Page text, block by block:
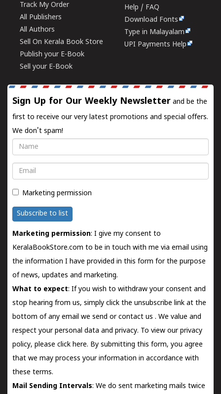
Track My Order
All Publishers
All Authors
Sell On Kerala Book Store
Publish your E-Book
Sell your E-Book
Help / FAQ
Download Fonts
Type in Malayalam
UPI Payments Help
Sign Up for Our Weekly Newsletter and be the
first to receive our very latest promotions and special offers.
We don't spam!
Name
Email
Marketing permission
Subscribe to list
Marketing permission: I give my consent to
KeralaBookStore.com to be in touch with me via email using
the information I have provided in this form for the purpose
of news, updates and marketing.
What to expect: If you wish to withdraw your consent and
stop hearing from us, simply click the unsubscribe link at the
bottom of any email we send orcontact us . We value and
respect your personal data and privacy. To view our privacy
policy, please click here. By submitting this form, you agree
that we may process your information in accordance with
these terms.
Mail Sending Intervals: We do sent marketing mails twice